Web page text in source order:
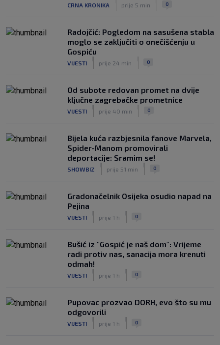
CRNA KRONIKA prije 5 min 0
Radojčić: Pogledom na sasušena stabla
moglo se zaključiti o onečišćenju u
Gospiću
VIJESTI prije 24 min 0
Od subote redovan promet na dvije
ključne zagrebačke prometnice
VIJESTI prije 40 min 0
Bijela kuća razbjesnila fanove Marvela,
Spider-Manom promovirali
deportacije: Sramim se!
SHOWBIZ prije 51 min 0
Gradonačelnik Osijeka osudio napad na
Pejina
VIJESTI prije 1 h 0
Bušić iz "Gospić je naš dom": Vrijeme
radi protiv nas, sanacija mora krenuti
odmah!
VIJESTI prije 1 h 0
Pupovac prozvao DORH, evo što su mu
odgovorili
VIJESTI prije 1 h 0